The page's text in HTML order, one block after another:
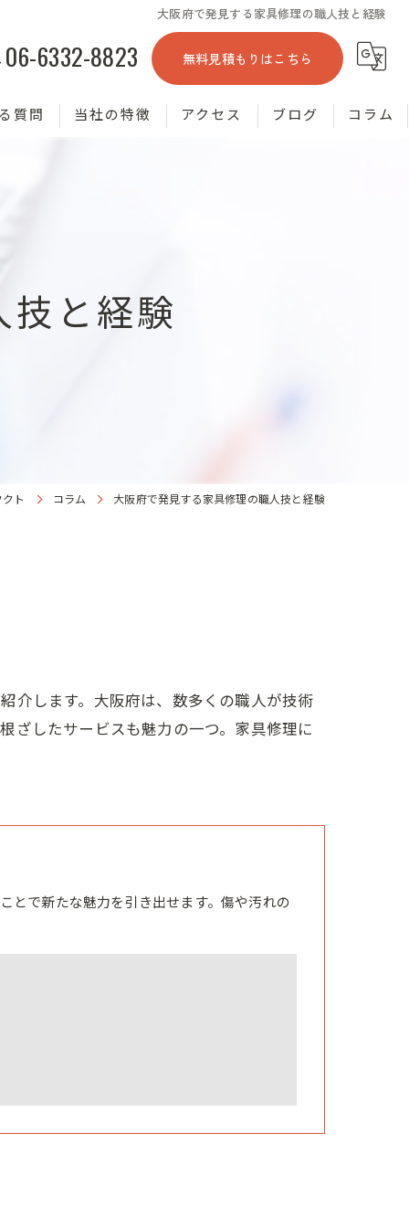
大阪府で発見する家具修理の職人技と経験
06-6332-8823 無料見積もりはこちら
質問 当社の特徴
リメイク
アクセス ブログ コラム
と経験
ト コラム 大阪府で発見する家具修理の職人技と経験
介します。大阪府は、数多くの職人が技術
ざしたサービスも魅力の一つ。家具修理に
とで新たな魅力を引き出せます。傷や汚れの